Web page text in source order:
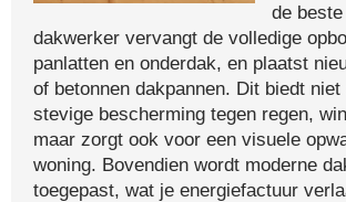
de
dakwerker vervangt de volledige
panlatten en onderdak, en plaatst
of betonnen dakpannen. Dit biedt niet
stevige bescherming tegen regen,
maar zorgt ook voor een visuele
woning. Bovendien wordt moderne
toegepast, wat je energiefactuur